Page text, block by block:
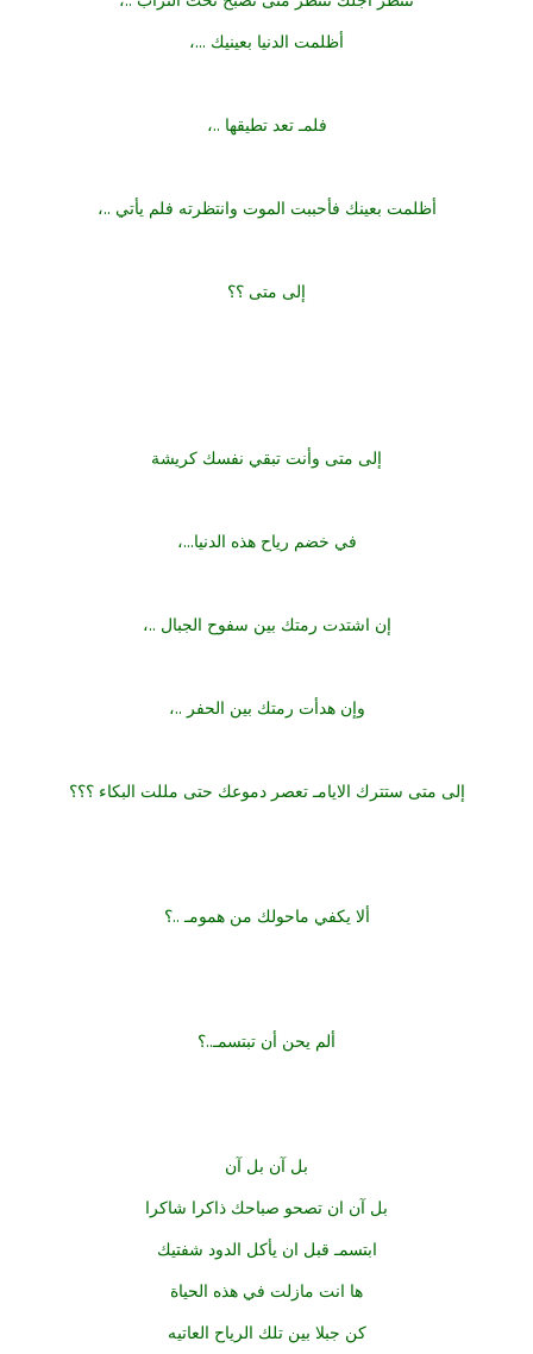
أظلمت الدنيا بعينيك ...،
فلمـ تعد تطيقها ..،
أظلمت بعينك فأحببت الموت وانتظرته فلم يأتي ..،
إلى متى ؟؟
إلى متى وأنت تبقي نفسك كريشة
في خضم رياح هذه الدنيا...،
إن اشتدت رمتك بين سفوح الجبال ..،
وإن هدأت رمتك بين الحفر ..،
إلى متى ستترك الايامـ تعصر دموعك حتى مللت البكاء ؟؟؟
ألا يكفي ماحولك من همومـ ..؟
ألم يحن أن تبتسمـ..؟
بل آن بل آن
بل آن ان تصحو صباحك ذاكرا شاكرا
ابتسمـ قبل ان يأكل الدود شفتيك
ها انت مازلت في هذه الحياة
كن جبلا بين تلك الرياح العاتيه